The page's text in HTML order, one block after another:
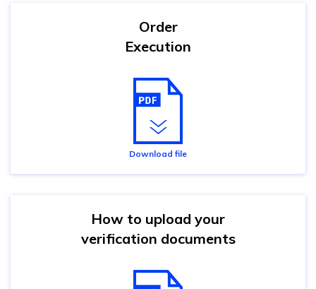
Order
Execution
Download file
How to upload your
verification documents